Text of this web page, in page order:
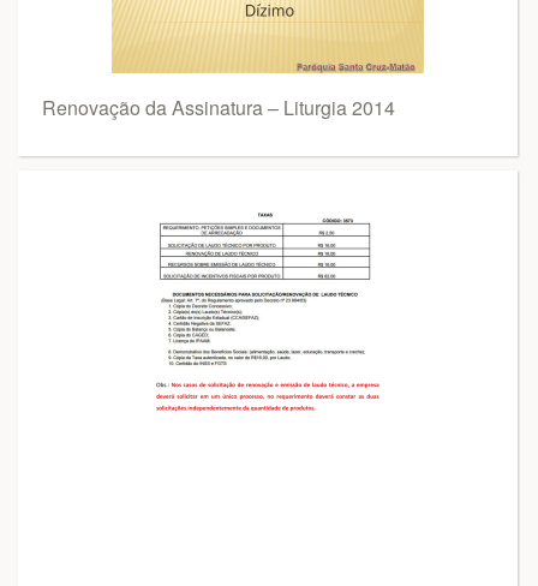
Renovação da Assinatura – Liturgia 2014